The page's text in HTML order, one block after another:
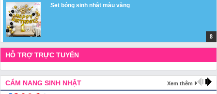
Set bóng sinh nhật màu vàng
HỖ TRỢ TRỰC TUYẾN
CẨM NANG SINH NHẬT Xem thêm